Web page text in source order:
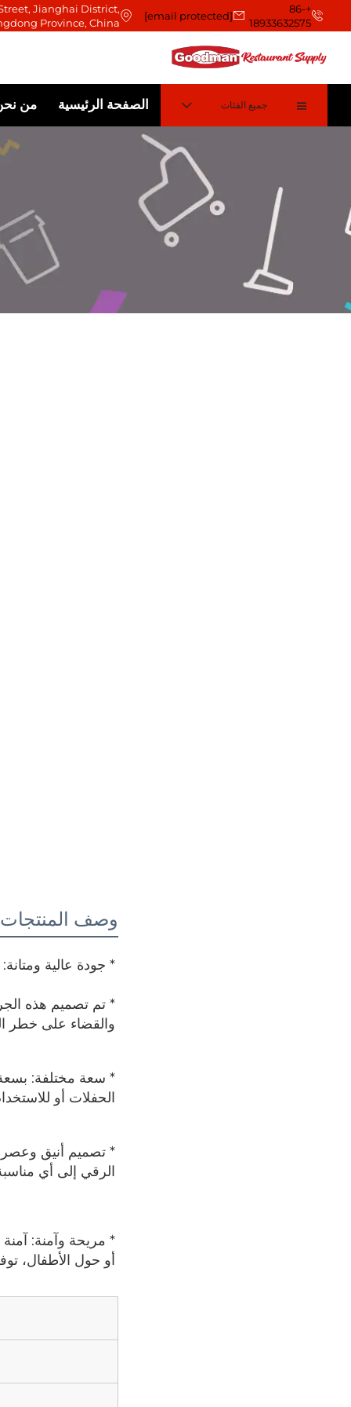
+86-
18933632575
[email protected]
Jianghai District,
Province, China
جميع الفئات الصفحة الرئيسية من
وصف المنتجات
* جودة عالية
والقضاء على خطر
الحفلات أو
الرقي إلى أي
أو حول الأطفال،